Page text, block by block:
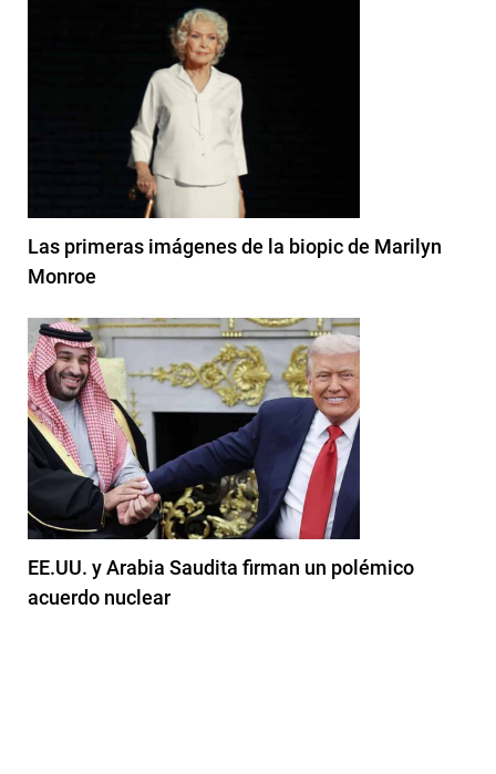
Las primeras imágenes de la biopic de Marilyn
Monroe
EE.UU. y Arabia Saudita firman un polémico
acuerdo nuclear